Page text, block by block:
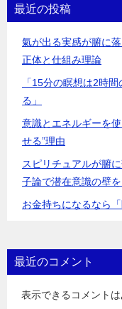
最近の投稿
氣が出る実感が腑に
正体と仕組み理論
「15分の瞑想は2時
る」
意識とエネルギーを
せる”理由
スピリチュアルが腑
子論で潜在意識の壁
お金持ちになるなら「
最近のコメント
表示できるコメントは